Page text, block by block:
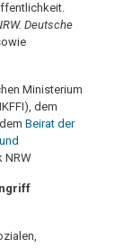
Deutsche
Ministerium
dem
Beirat der
NRW